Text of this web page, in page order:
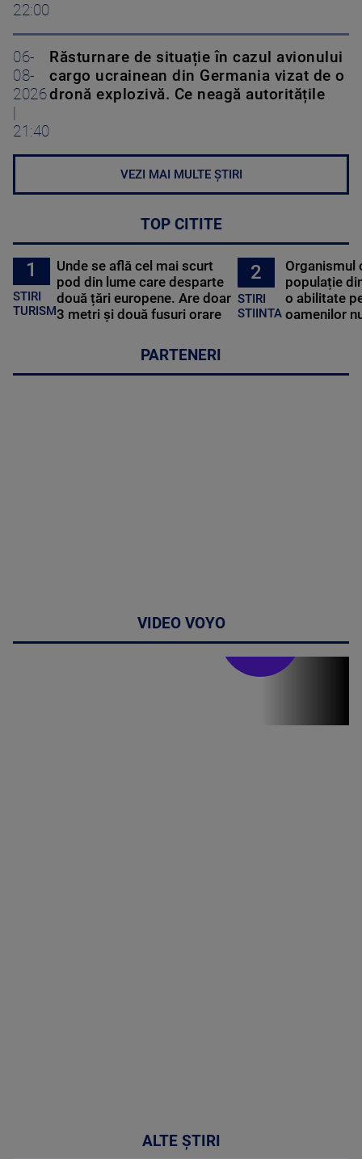
22:00
06-
08-
2026
21:40
Răsturnare de situație în cazul avionului
cargo ucrainean din Germania vizat de o
dronă explozivă. Ce neagă autoritățile
VEZI MAI MULTE ȘTIRI
TOP CITITE
1
STIRI
TURISM
Unde se află cel mai scurt
pod din lume care desparte
două țări europene. Are doar
3 metri și două fusuri orare
2
STIRI
STIINTA
Organismul
populație
o abilitate
oamenilor
PARTENERI
VIDEO VOYO
ALTE ȘTIRI